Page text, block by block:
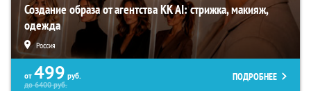
Создание образа от агентства KK AI: стрижка, макияж,
одежда
Россия
от 499 руб.
до6400руб.
ПОДРОБНЕЕ